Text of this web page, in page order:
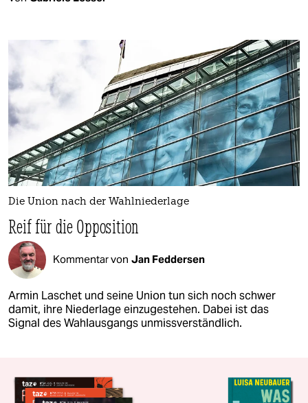
Die Union nach der Wahlniederlage
Reif für die Opposition
Kommentar von Jan Feddersen
Armin Laschet und seine Union tun sich noch schwer
damit, ihre Niederlage einzugestehen. Dabei ist das
Signal des Wahlausgangs unmissverständlich.